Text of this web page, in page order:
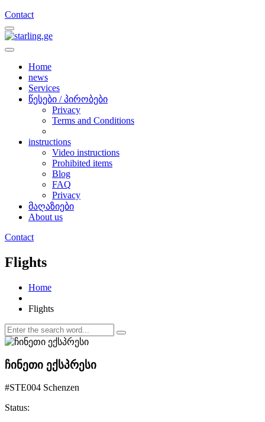
Contact
Home
news
Services
წესები / პირობები
Privacy
Terms and Conditions
instructions
Video instructions
Prohibited items
Blog
FAQ
Privacy
მაღაზიები
About us
Contact
Flights
Home
Flights
ჩინეთი ექსპრესი
#STE004 Schenzen
Status: